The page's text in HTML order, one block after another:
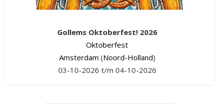
Gollems Oktoberfest! 2026
Oktoberfest
Amsterdam (Noord-Holland)
03-10-2026 t/m 04-10-2026